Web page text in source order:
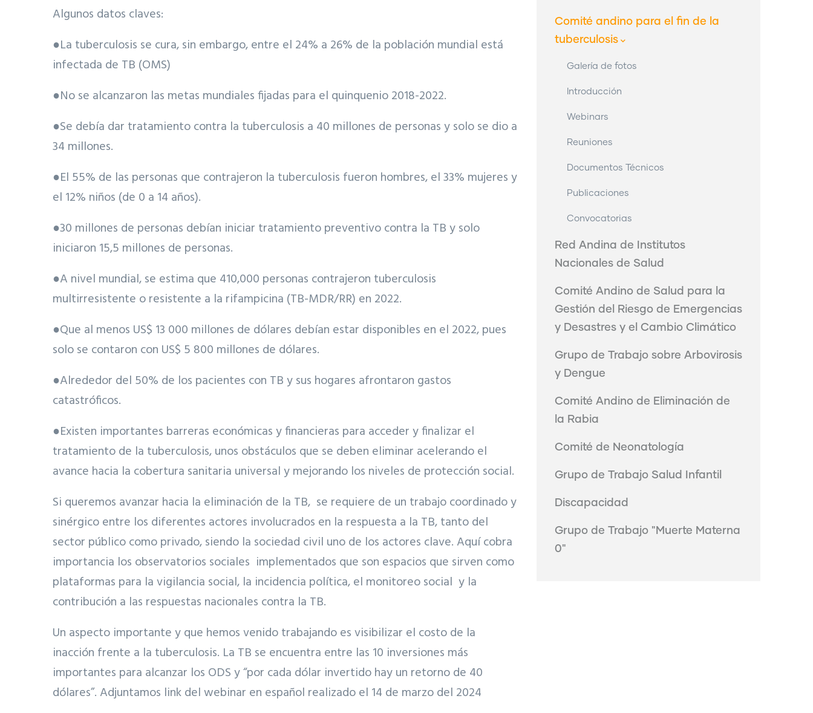
Algunos datos claves:
●La tuberculosis se cura, sin embargo, entre el 24% a 26% de la población mundial está
infectada de TB (OMS)
●No se alcanzaron las metas mundiales fijadas para el quinquenio 2018-2022.
●Se debía dar tratamiento contra la tuberculosis a 40 millones de personas y solo se dio a
34 millones.
●El 55% de las personas que contrajeron la tuberculosis fueron hombres, el 33% mujeres y
el 12% niños (de 0 a 14 años).
●30 millones de personas debían iniciar tratamiento preventivo contra la TB y solo
iniciaron 15,5 millones de personas.
●A nivel mundial, se estima que 410,000 personas contrajeron tuberculosis
multirresistente o resistente a la rifampicina (TB-MDR/RR) en 2022.
●Que al menos US$ 13 000 millones de dólares debían estar disponibles en el 2022, pues
solo se contaron con US$ 5 800 millones de dólares.
●Alrededor del 50% de los pacientes con TB y sus hogares afrontaron gastos
catastróficos.
●Existen importantes barreras económicas y financieras para acceder y finalizar el
tratamiento de la tuberculosis, unos obstáculos que se deben eliminar acelerando el
avance hacia la cobertura sanitaria universal y mejorando los niveles de protección social.
Si queremos avanzar hacia la eliminación de la TB, se requiere de un trabajo coordinado y
sinérgico entre los diferentes actores involucrados en la respuesta a la TB, tanto del
sector público como privado, siendo la sociedad civil uno de los actores clave. Aquí cobra
importancia los observatorios sociales implementados que son espacios que sirven como
plataformas para la vigilancia social, la incidencia política, el monitoreo social y la
contribución a las respuestas nacionales contra la TB.
Un aspecto importante y que hemos venido trabajando es visibilizar el costo de la
inacción frente a la tuberculosis. La TB se encuentra entre las 10 inversiones más
importantes para alcanzar los ODS y “por cada dólar invertido hay un retorno de 40
dólares”. Adjuntamos link del webinar en español realizado el 14 de marzo del 2024
Comité andino para el fin de la
tuberculosis
Galería de fotos
Introducción
Webinars
Reuniones
Documentos Técnicos
Publicaciones
Convocatorias
Red Andina de Institutos
Nacionales de Salud
Comité Andino de Salud para la
Gestión del Riesgo de Emergencias
y Desastres y el Cambio Climático
Grupo de Trabajo sobre Arbovirosis
y Dengue
Comité Andino de Eliminación de
la Rabia
Comité de Neonatología
Grupo de Trabajo Salud Infantil
Discapacidad
Grupo de Trabajo "Muerte Materna
0"